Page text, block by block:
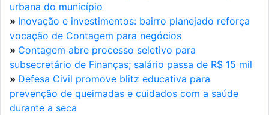
urbana do município
» Inovação e investimentos: bairro planejado reforça
vocação de Contagem para negócios
» Contagem abre processo seletivo para
subsecretário de Finanças; salário passa de R$ 15 mil
» Defesa Civil promove blitz educativa para
prevenção de queimadas e cuidados com a saúde
durante a seca